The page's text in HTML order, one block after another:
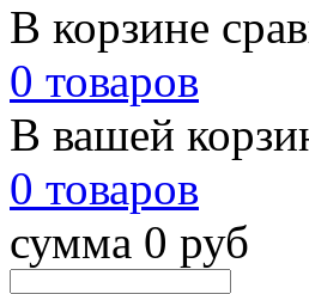
В корзине
0 товаров
В вашей
0 товаров
сумма 0 руб